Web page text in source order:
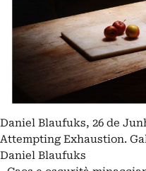
Daniel Blaufuks, 26 de
Attempting Exhaustion.
Daniel Blaufuks